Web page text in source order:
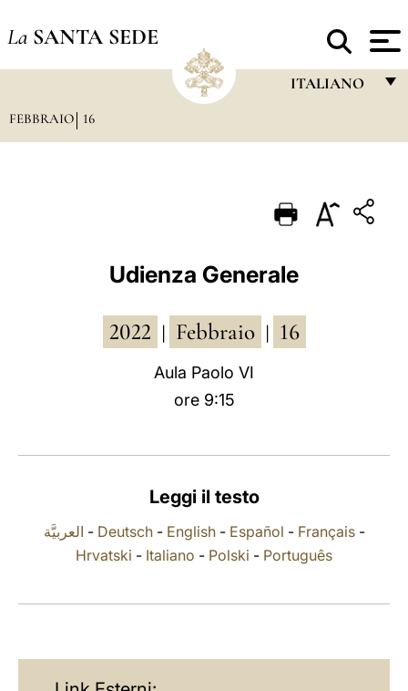
La SANTA SEDE
ITALIANO
PORTUGUÊS
POLSKI
FEBBRAIO 16
Udienza Generale
2022 Febbraio 16
Aula Paolo VI
ore 9:15
Leggi il testo
العربيَّة - Deutsch- English- Español - Français-
Hrvatski - Italiano - Polski - Português